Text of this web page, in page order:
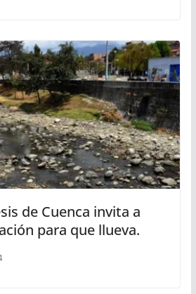
de Cuenca invita a
para que llueva.